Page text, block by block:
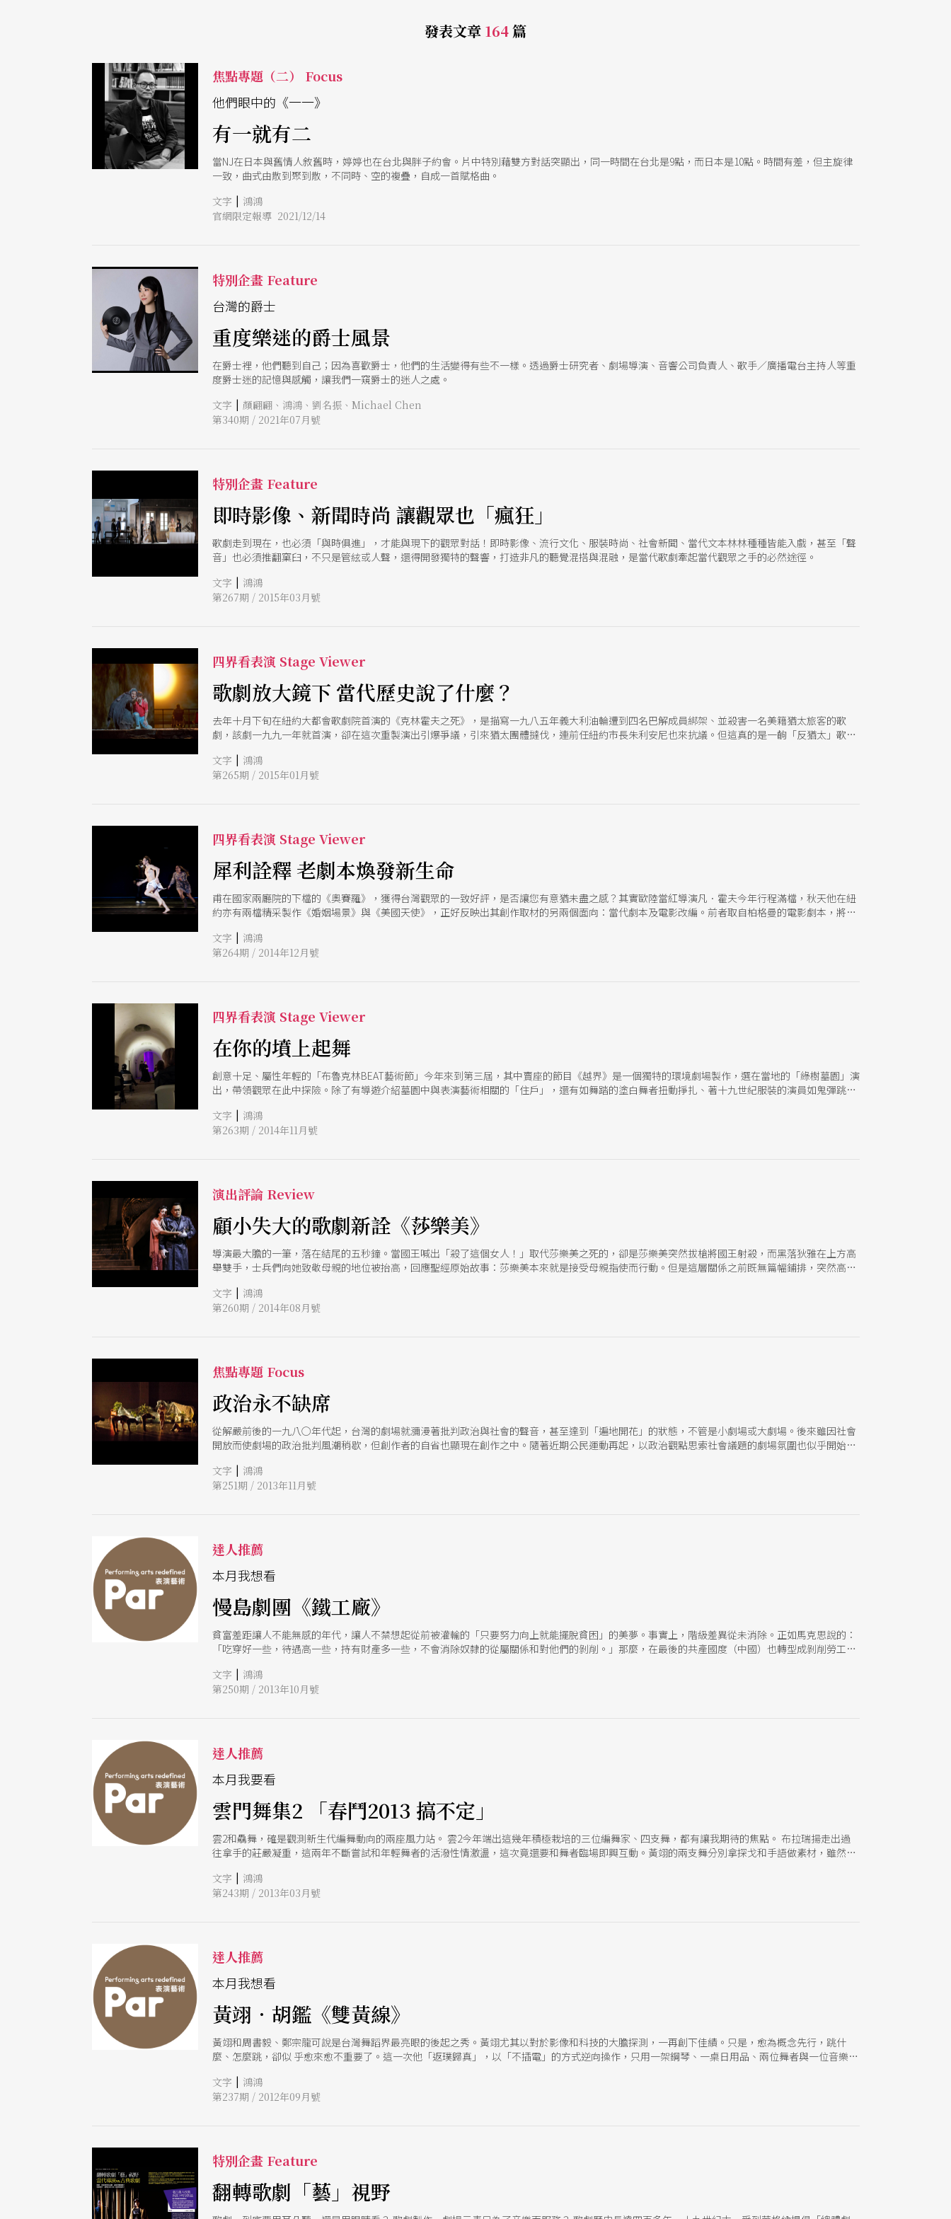
發表文章 164篇
焦點專題（二） Focus
他們眼中的《一一》
有一就有二
當NJ在日本與舊情人敘舊時，婷婷也在台北與胖子約會。片中特別藉雙方對話突顯出，同一時間在台北是9點，而日本是10點。時間有差，但主旋律
一致，曲式由散到聚到散，不同時、空的複疊，自成一首賦格曲。
文字 | 鴻鴻
官網限定報導 2021/12/14
特別企畫 Feature
台灣的爵士
重度樂迷的爵士風景
在爵士裡，他們聽到自己；因為喜歡爵士，他們的生活變得有些不一樣。透過爵士研究者、劇場導演、音響公司負責人、歌手／廣播電台主持人等重
度爵士迷的記憶與感觸，讓我們一窺爵士的迷人之處。
文字 | 顏翩翩、鴻鴻、劉名振、Michael Chen
第340期 / 2021年07月號
特別企畫 Feature
即時影像、新聞時尚 讓觀眾也「瘋狂」
歌劇走到現在，也必須「與時俱進」，才能與現下的觀眾對話！即時影像、流行文化、服裝時尚、社會新聞、當代文本林林種種皆能入戲，甚至「聲
音」也必須推翻窠臼，不只是管絃或人聲，還得開發獨特的聲響，打造非凡的聽覺混搭與混融，是當代歌劇牽起當代觀眾之手的必然途徑。
文字 | 鴻鴻
第267期 / 2015年03月號
四界看表演 Stage Viewer
歌劇放大鏡下 當代歷史說了什麼？
去年十月下旬在紐約大都會歌劇院首演的《克林霍夫之死》，是描寫一九八五年義大利油輪遭到四名巴解成員綁架、並殺害一名美籍猶太旅客的歌
劇，該劇一九九一年就首演，卻在這次重製演出引爆爭議，引來猶太團體撻伐，連前任紐約市長朱利安尼也來抗議。但這真的是一齣「反猶太」歌劇
文字 | 鴻鴻
第265期 / 2015年01月號
四界看表演 Stage Viewer
犀利詮釋 老劇本煥發新生命
甫在國家兩廳院的下檔的《奧賽羅》，獲得台灣觀眾的一致好評，是否讓您有意猶未盡之感？其實歐陸當紅導演凡．霍夫今年行程滿檔，秋天他在紐
約亦有兩檔精采製作《婚姻場景》與《美國天使》，正好反映出其創作取材的另兩個面向：當代劇本及電影改編。前者取自柏格曼的電影劇本，將一
與諷刺，在連珠砲的壓縮下，被撲面而來的情感所取代。
文字 | 鴻鴻
第264期 / 2014年12月號
四界看表演 Stage Viewer
在你的墳上起舞
創意十足、屬性年輕的「布魯克林BEAT藝術節」今年來到第三屆，其中賣座的節目《越界》是一個獨特的環境劇場製作，選在當地的「綠樹墓園」演
出，帶領觀眾在此中探險。除了有導遊介紹墓園中與表演藝術相關的「住戶」，還有如舞踏的塗白舞者扭動掙扎、著十九世紀服裝的演員如鬼彈跳、
文字 | 鴻鴻
第263期 / 2014年11月號
演出評論 Review
顧小失大的歌劇新詮《莎樂美》
導演最大膽的一筆，落在結尾的五秒鐘。當國王喊出「殺了這個女人！」取代莎樂美之死的，卻是莎樂美突然拔槍將國王射殺，而黑落狄雅在上方高
舉雙手，士兵們向她致敬母親的地位被抬高，回應聖經原始故事：莎樂美本來就是接受母親指使而行動。但是這層關係之前既無篇幅鋪排，突然高舉
文字 | 鴻鴻
第260期 / 2014年08月號
焦點專題 Focus
政治永不缺席
從解嚴前後的一九八○年代起，台灣的劇場就瀰漫著批判政治與社會的聲音，甚至達到「遍地開花」的狀態，不管是小劇場或大劇場。後來雖因社會
開放而使劇場的政治批判風潮稍歇，但創作者的自省也顯現在創作之中。隨著近期公民運動再起，以政治觀點思索社會議題的劇場氛圍也似乎開始重
文字 | 鴻鴻
第251期 / 2013年11月號
達人推薦
本月我想看
慢島劇團《鐵工廠》
貧富差距讓人不能無感的年代，讓人不禁想起從前被灌輸的「只要努力向上就能擺脫貧困」的美夢。事實上，階級差異從未消除。正如馬克思說的：
「吃穿好一些，待遇高一些，持有財產多一些，不會消除奴隸的從屬關係和對他們的剝削。」那麼，在最後的共產國度（中國）也轉型成剝削勞工不
劇，也將在桃園展演中心登場。桃園的工廠特多，帳篷劇主力導演林欣怡+北藝大畢業的編劇陳雅柔，藉此為背景，以慢島劇團擅長的黑色喜劇與輕
快的混搭歌舞，反映工傷、勞資爭議、移工、逃跑外勞、親子關係等議題。賴佩霞加上拷秋勤樂團范姜擔綱，還有陳世興譜曲。〈我不想做貧窮年輕
文字 | 鴻鴻
第250期 / 2013年10月號
達人推薦
本月我要看
雲門舞集2 「春鬥2013 搞不定」
雲2和驫舞，確是觀測新生代編舞動向的兩座風力站。 雲2今年端出這幾年積極栽培的三位編舞家、四支舞，都有讓我期待的焦點。 布拉瑞揚走出過
往拿手的莊嚴凝重，這兩年不斷嘗試和年輕舞者的活潑性情激盪，這次竟還要和舞者臨場即興互動。黃翊的兩支舞分別拿探戈和手語做素材，雖然在
題目的Blue Hour和中文《一個藍色的地方》一個指時間、一個指空間，就當是文字遊戲吧，卻也暗含他在失語處境下的誤讀、誤解、錯位所迸發的
靈感。和碧娜．鮑許烏帕塔舞蹈劇場同一檔期演出，剛好可以讓我們看看卅年距離，今日舞蹈走到了哪裡？
文字 | 鴻鴻
第243期 / 2013年03月號
達人推薦
本月我想看
黃翊．胡鑑《雙黃線》
黃翊和周書毅、鄭宗龍可說是台灣舞蹈界最亮眼的後起之秀。黃翊尤其以對於影像和科技的大膽探測，一再創下佳績。只是，愈為概念先行，跳什
麼、怎麼跳，卻似 乎愈來愈不重要了。這一次他「返璞歸真」，以「不插電」的方式逆向操作，只用一架鋼琴、一桌日用品、兩位舞者與一位音樂
明我們對他可以有更高的期待。
文字 | 鴻鴻
第237期 / 2012年09月號
特別企畫 Feature
翻轉歌劇「藝」視野